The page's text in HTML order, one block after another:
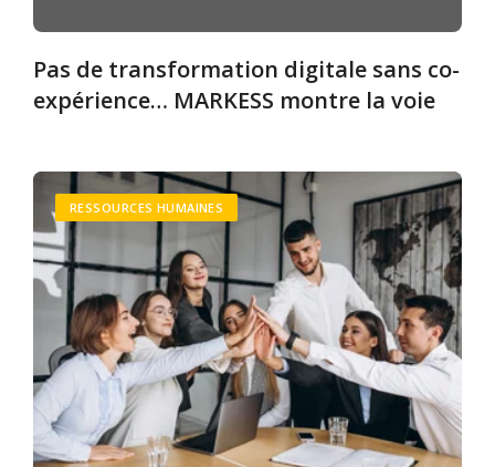
Pas de transformation digitale sans co-
expérience… MARKESS montre la voie
RESSOURCES HUMAINES